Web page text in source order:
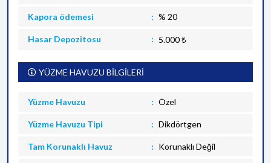
Kapora ödemesi % 20
Hasar Depozitosu 5.000 ₺
YÜZME HAVUZU BİLGİLERİ
Yüzme Havuzu Özel
Yüzme Havuzu Tipi Dikdörtgen
Tam Korunaklı Havuz Korunaklı Değil